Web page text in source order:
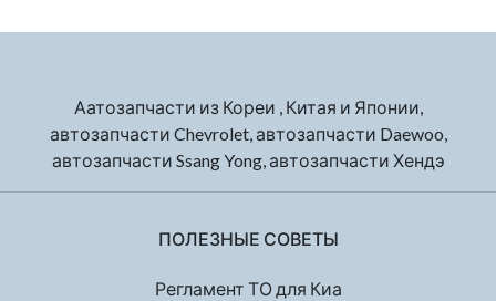
Аатозапчасти из Кореи , Китая и Японии,
автозапчасти Chevrolet, автозапчасти Daewoo,
автозапчасти Ssang Yong, автозапчасти Хендэ
ПОЛЕЗНЫЕ СОВЕТЫ
Регламент ТО для Киа